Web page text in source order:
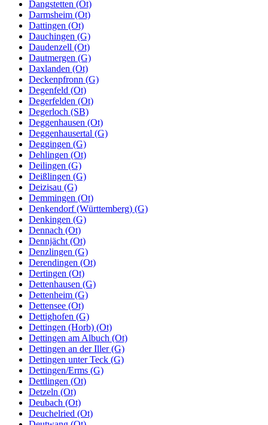
Dangstetten (Ot)
Darmsheim (Ot)
Dattingen (Ot)
Dauchingen (G)
Daudenzell (Ot)
Dautmergen (G)
Daxlanden (Ot)
Deckenpfronn (G)
Degenfeld (Ot)
Degerfelden (Ot)
Degerloch (SB)
Deggenhausen (Ot)
Deggenhausertal (G)
Deggingen (G)
Dehlingen (Ot)
Deilingen (G)
Deißlingen (G)
Deizisau (G)
Demmingen (Ot)
Denkendorf (Württemberg) (G)
Denkingen (G)
Dennach (Ot)
Dennjächt (Ot)
Denzlingen (G)
Derendingen (Ot)
Dertingen (Ot)
Dettenhausen (G)
Dettenheim (G)
Dettensee (Ot)
Dettighofen (G)
Dettingen (Horb) (Ot)
Dettingen am Albuch (Ot)
Dettingen an der Iller (G)
Dettingen unter Teck (G)
Dettingen/Erms (G)
Dettlingen (Ot)
Detzeln (Ot)
Deubach (Ot)
Deuchelried (Ot)